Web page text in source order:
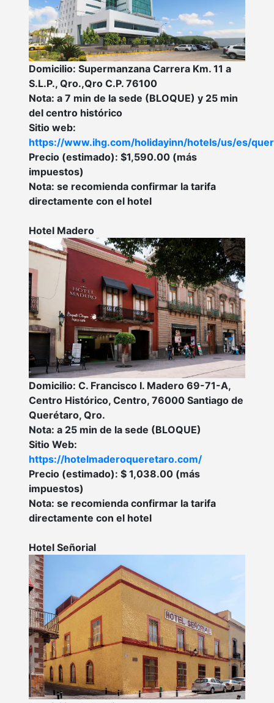
Domicilio: Supermanzana Carrera Km. 11 a
S.L.P., Qro.,Qro C.P. 76100
Nota: a 7 min de la sede (BLOQUE) y 25 min
del centro histórico
Sitio web:
https://www.ihg.com/holidayinn/hotels/us/es/
Precio (estimado): $1,590.00 (más
impuestos)
Nota: se recomienda confirmar la tarifa
directamente con el hotel
Hotel Madero
Domicilio: C. Francisco I. Madero 69-71-A,
Centro Histórico, Centro, 76000 Santiago de
Querétaro, Qro.
Nota: a 25 min de la sede (BLOQUE)
Sitio Web:
https://hotelmaderoqueretaro.com/
Precio (estimado): $ 1,038.00 (más
impuestos)
Nota: se recomienda confirmar la tarifa
directamente con el hotel
Hotel Señorial